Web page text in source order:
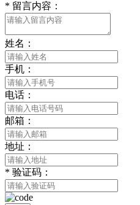
* 留言内容：
姓名：
手机：
电话：
邮箱：
地址：
* 验证码：